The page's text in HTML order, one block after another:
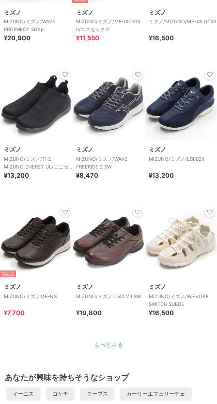
ミズノ
MIZUNO/ミズノ/WAVE
PROPHECY Strap
¥20,900
ミズノ
MIZUNO/ミズノ/ME-05 GTX
II/ユニセックス
¥11,550
ミズノ
ミズノ/MIZUNO/ME-05 GTX3
¥16,500
ミズノ
MIZUNO/ミズノ/THE
MIZUNO ENERZY UL/ユニセ
ックス
¥13,200
ミズノ
MIZUNO/ミズノ/WAVE
FREERIDE 2 SW
¥8,470
ミズノ
MIZUNO/ミズノ/LS802II
¥13,200
SALE
ミズノ
MIZUNO/ミズノME-NS
¥7,700
ミズノ
MIZUNO/ミズノLD40 VII SW
¥19,800
ミズノ
MIZUNO/ミズノ/W.EVOKE
SWITCH SUEDE
¥16,500
もっとみる
あなたが興味を持ちそうなショップ
イーエス コケチ モーブス カーリーエフェリーチェ